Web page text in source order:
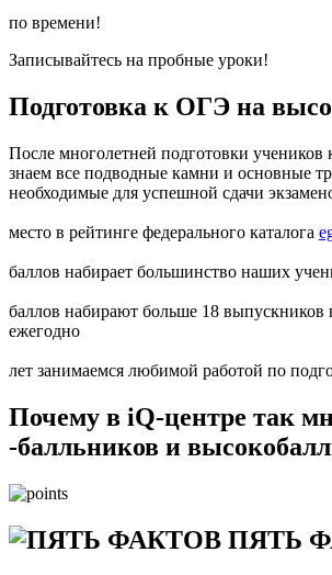
по времени!
Записывайтесь на пробные уроки!
Подготовка к ОГЭ на
После многолетней подготовки
знаем все подводные камни и основные
необходимые для успешной сдачи
место в рейтинге федерального каталога
баллов набирает большинство наших
баллов набирают больше 18 выпускников
ежегодно
лет занимаемся любимой работой по
Почему в iQ-центре так
-балльников и
ПЯТЬ